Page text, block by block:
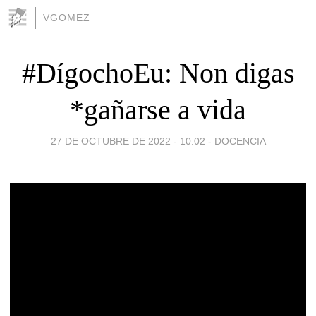
VGOMEZ
#DígochoEu: Non digas
*gañarse a vida
27 DE OCTUBRE DE 2022 - 10:02 - DOCENCIA